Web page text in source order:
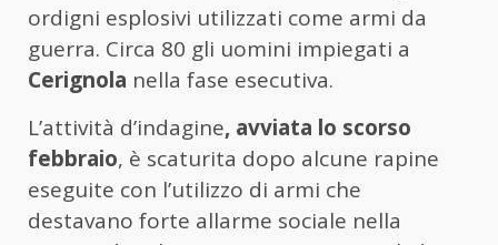
ordigni esplosivi utilizzati come armi da
guerra. Circa 80 gli uomini impiegati a
Cerignola nella fase esecutiva.
L’attività d’indagine, avviata lo scorso
febbraio, è scaturita dopo alcune rapine
eseguite con l’utilizzo di armi che
destavano forte allarme sociale nella